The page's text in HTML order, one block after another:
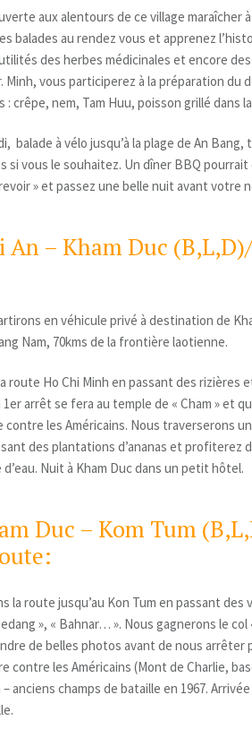
aux alentours de ce village maraîcher
balades au rendez vous et apprenez
des herbes médicinales et encore
Minh, vous participerez à la préparation du
: crêpe, nem, Tam Huu, poisson grillé dans
balade à vélo jusqu’à la plage de An
si vous le souhaitez. Un dîner BBQ
» et passez une belle nuit avant votre
An – Kham Duc
en véhicule privé à destination de
Nam, 70kms de la frontière laotienne.
route Ho Chi Minh en passant des rizières
erarrêt se fera au temple de « Cham » et
contre les Américains. Nous traverserons
des plantations d’ananas et profiterez
Nuit à Kham Duc dans un petit hôtel.
Duc – Kom Tum
la route jusqu’au Kon Tum en passant
», « Bahnar… ». Nous gagnerons le col
de belles photos avant de nous arrêter
contre les Américains (Mont de Charlie,
– anciens champs de bataille en 1967.